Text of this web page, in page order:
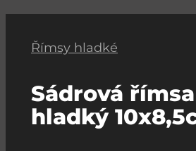
Římsy hladké
Sádrová
hladký